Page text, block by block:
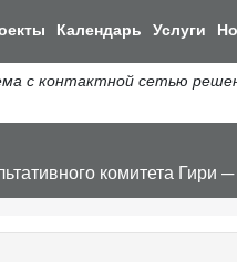
Календарь Услуги
контактной сетью
комитета Гири